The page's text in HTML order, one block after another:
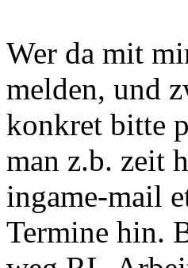
Wer da mit
melden, und
konkret bitte
man z.b. zeit
ingame-mail
Termine hin.